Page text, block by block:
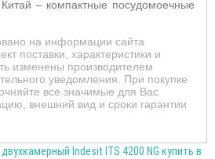
– компактные посудомоечные
на информации сайта
поставки, характеристики и
изменены производителем
уведомления. При покупке
все значимые для Вас
внешний вид и сроки гарантии
Indesit ITS 4200 NG купить в